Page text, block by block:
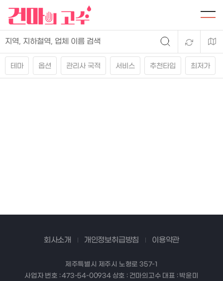
테마 옵션 관리사 국적 서비스 추천타입 최저가
회사소개 개인정보취급방침 이용약관
제주특별시 제주시 노형로 357-1
사업자 번호 : 473-54-00934 상호 : 건마의고수 대표 : 박윤미